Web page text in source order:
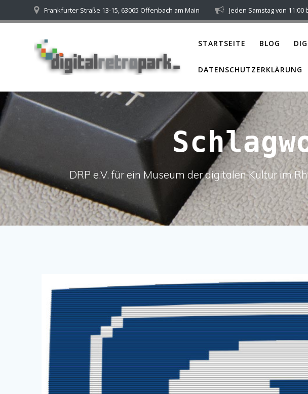
to
Frankfurter Straße 13-15, 63065 Offenbach am Main Jeden Samstag von
STARTSEITE BLOG
DATENSCHUTZERKLÄRUNG
DRP e.V. für ein Museum der digitalen Kultur im